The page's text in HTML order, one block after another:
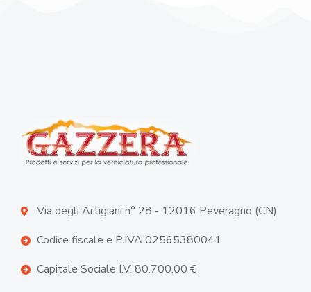
Via degli Artigiani n° 28 - 12016 Peveragno (CN)
Codice fiscale e P.IVA 02565380041
Capitale Sociale I.V. 80.700,00 €